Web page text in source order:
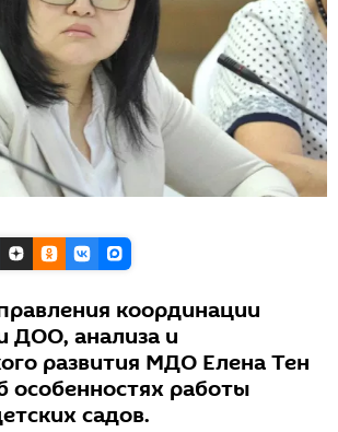
координации
ДОО, анализа и
развития МДО Елена Тен
особенностях работы
садов.